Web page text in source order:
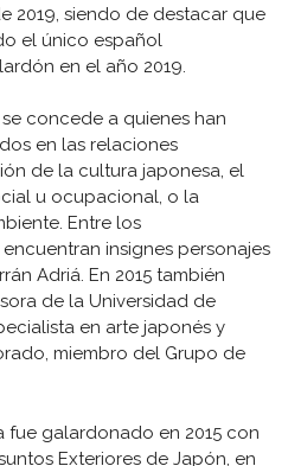
2019, siendo de destacar que
el único español
en el año 2019.
concede a quienes han
en las relaciones
de la cultura japonesa, el
u ocupacional, o la
Entre los
insignes personajes
Adriá. En 2015 también
de la Universidad de
en arte japonés y
miembro del Grupo de
fue galardonado en 2015 con
Exteriores de Japón, en